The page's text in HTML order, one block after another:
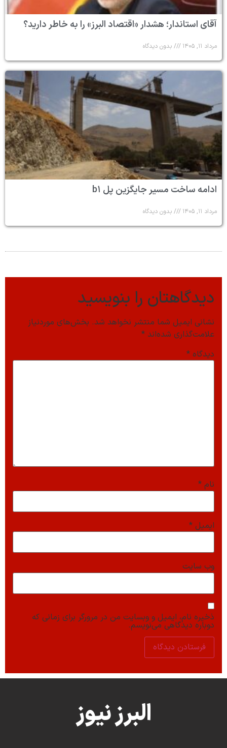
آقای استاندار؛ هشدار «اقتصاد البرز» را به خاطر دارید؟
مرداد ۱۱, ۱۴۰۵ بدون دیدگاه
ادامه ساخت مسیر جایگزین پل b۱
مرداد ۱۱, ۱۴۰۵ بدون دیدگاه
دیدگاهتان را بنویسید
نشانی ایمیل شما منتشر نخواهد شد. بخش‌های موردنیاز
علامت‌گذاری شده‌اند *
دیدگاه *
نام *
ایمیل *
وب‌ سایت
ذخیره نام، ایمیل و وبسایت من در مرورگر برای زمانی که
دوباره دیدگاهی می‌نویسم.
البرز نیوز